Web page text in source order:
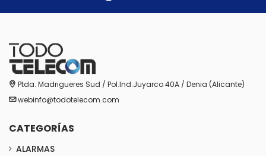
Ptda. Madrigueres Sud / Pol.Ind.Juyarco 40A / Denia (Alicante)
webinfo@todotelecom.com
CATEGORÍAS
ALARMAS